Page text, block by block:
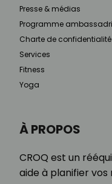
À PROPOS
CROQ est un
aide à planifier vos
Presse & médias
Programme
Charte de confidentialité
Services
Fitness
Yoga